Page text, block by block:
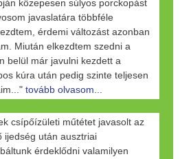
közepesen súlyos porckopást
javaslatára többféle
érdemi változást azonban
Miután elkezdtem szedni a
belül már javulni kezdett a
kúra után pedig szinte teljesen
tovább olvasom...
csípőízületi műtétet javasolt az
ijedség után ausztriai
érdeklődni valamilyen